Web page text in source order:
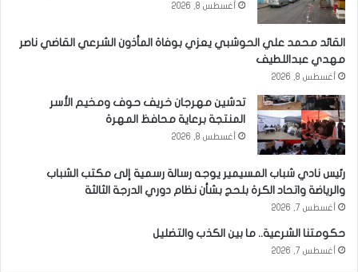
أغسطس 8, 2026
القائد محمد علي الحوشبي يعزي بوفاة المأذون الشرعي القاضي ناصر
مهدي عبداللطيف
أغسطس 8, 2026
تدشين مهرجان خريف حوف ومخيم الأسر
المنتجة برعاية محافظ المهرة
أغسطس 8, 2026
رئيس نادي شباب المسيمير يوجه رسالة رسمية إلى مكتب الشباب
والرياضة واتحاد الكرة بلحج بشأن نظام دوري الدرجة الثالثة
أغسطس 7, 2026
حكومتنا الشرعية.. ما بين الكذب والتضليل
أغسطس 7, 2026